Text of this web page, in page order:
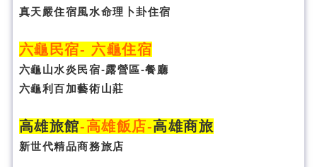
真天嚴住宿風水命理卜卦住宿
六龜民宿- 六龜住宿
六龜山水炎民宿-露營區-餐廳
六龜利百加藝術山莊
高雄旅館-高雄飯店-高雄商旅
新世代精品商務旅店